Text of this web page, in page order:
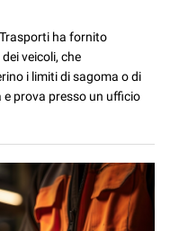
ha fornito
veicoli, che
i limiti di sagoma o di
prova presso un ufficio